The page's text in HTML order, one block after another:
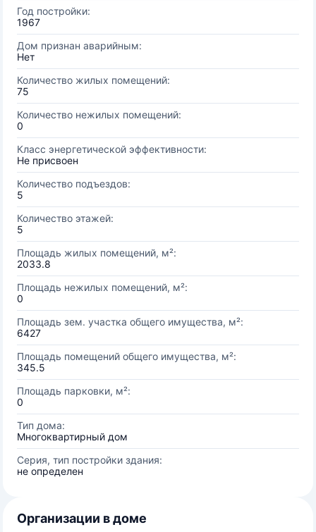
Год постройки:
1967
Дом признан аварийным:
Нет
Количество жилых помещений:
75
Количество нежилых помещений:
0
Класс энергетической эффективности:
Не присвоен
Количество подъездов:
5
Количество этажей:
5
Площадь жилых помещений, м²:
2033.8
Площадь нежилых помещений, м²:
0
Площадь зем. участка общего имущества, м²:
6427
Площадь помещений общего имущества, м²:
345.5
Площадь парковки, м²:
0
Тип дома:
Многоквартирный дом
Серия, тип постройки здания:
не определен
Организации в доме